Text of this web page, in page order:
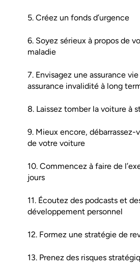
5. Créez un fonds d’urgence
6. Soyez sérieux à propos de
maladie
7. Envisagez une assurance
assurance invalidité à long
8. Laissez tomber la voiture à
9. Mieux encore,
de votre voiture
10. Commencez à faire de
jours
11. Écoutez des podcasts et
développement personnel
12. Formez une stratégie de
13. Prenez des risques